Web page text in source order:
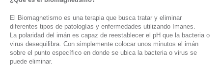
El Biomagnetismo es una terapia que busca tratar y eliminar
diferentes tipos de patologías y enfermedades utilizando Imanes.
La polaridad del imán es capaz de reestablecer el pH que la bacteria o
virus desequilibra. Con simplemente colocar unos minutos el imán
sobre el punto específico en donde se ubica la bacteria o virus se
puede eliminar.